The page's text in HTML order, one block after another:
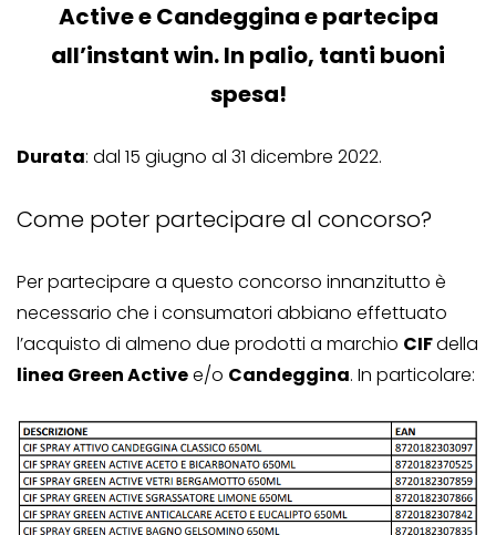
Active e Candeggina e partecipa
all’instant win. In palio, tanti buoni
spesa!
Durata: dal 15 giugno al 31 dicembre 2022.
Come poter partecipare al concorso?
Per partecipare a questo concorso innanzitutto è
necessario che i consumatori abbiano effettuato
l’acquisto di almeno due prodotti a marchio CIFdella
linea Green Activee/o Candeggina. In particolare: